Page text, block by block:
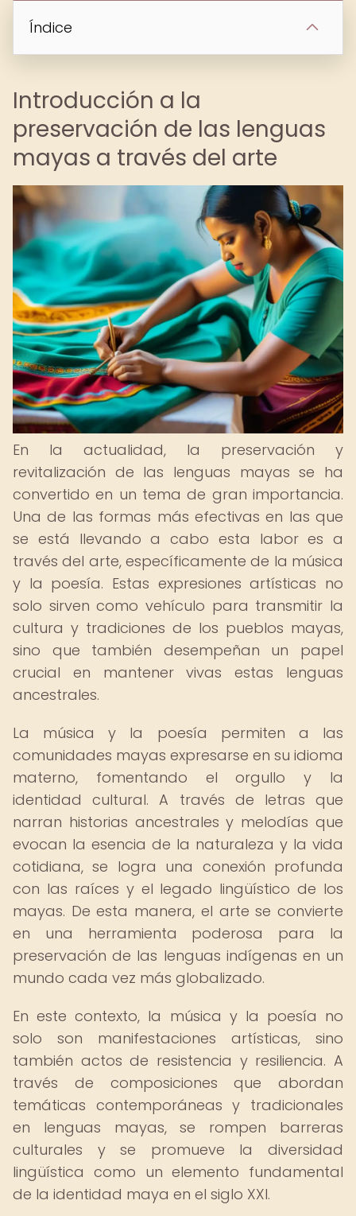
Índice
Introducción a la
preservación de las lenguas
mayas a través del arte
En la actualidad, la preservación y
revitalización de las lenguas mayas se ha
convertido en un tema de gran importancia.
Una de las formas más efectivas en las que
se está llevando a cabo esta labor es a
través del arte, específicamente de la música
y la poesía. Estas expresiones artísticas no
solo sirven como vehículo para transmitir la
cultura y tradiciones de los pueblos mayas,
sino que también desempeñan un papel
crucial en mantener vivas estas lenguas
ancestrales.
La música y la poesía permiten a las
comunidades mayas expresarse en su idioma
materno, fomentando el orgullo y la
identidad cultural. A través de letras que
narran historias ancestrales y melodías que
evocan la esencia de la naturaleza y la vida
cotidiana, se logra una conexión profunda
con las raíces y el legado lingüístico de los
mayas. De esta manera, el arte se convierte
en una herramienta poderosa para la
preservación de las lenguas indígenas en un
mundo cada vez más globalizado.
En este contexto, la música y la poesía no
solo son manifestaciones artísticas, sino
también actos de resistencia y resiliencia. A
través de composiciones que abordan
temáticas contemporáneas y tradicionales
en lenguas mayas, se rompen barreras
culturales y se promueve la diversidad
lingüística como un elemento fundamental
de la identidad maya en el siglo XXI.